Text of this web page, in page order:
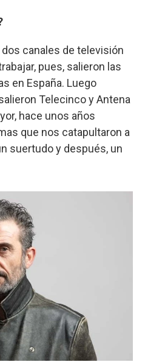
canales de televisión
pues, salieron las
en España. Luego
Telecinco y Antena
hace unos años
que nos catapultaron a
suertudo y después, un